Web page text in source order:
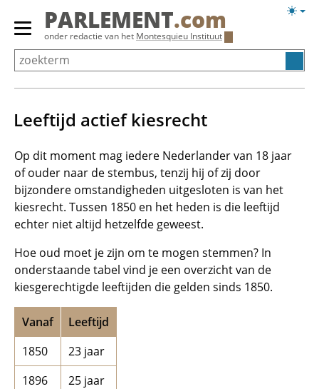
Overslaan
Primair
menu
tonen/verbergen
PARLEMENT.com
onder redactie van het Montesquieu Instituut
Leeftijd actief kiesrecht
Op dit moment mag iedere Nederlander van 18 jaar
of ouder naar de stembus, tenzij hij of zij door
bijzondere omstandigheden uitgesloten is van het
kiesrecht. Tussen 1850 en het heden is die leeftijd
echter niet altijd hetzelfde geweest.
Hoe oud moet je zijn om te mogen stemmen? In
onderstaande tabel vind je een overzicht van de
kiesgerechtigde leeftijden die gelden sinds 1850.
Vanaf
Leeftijd
1850
23 jaar
1896
25 jaar